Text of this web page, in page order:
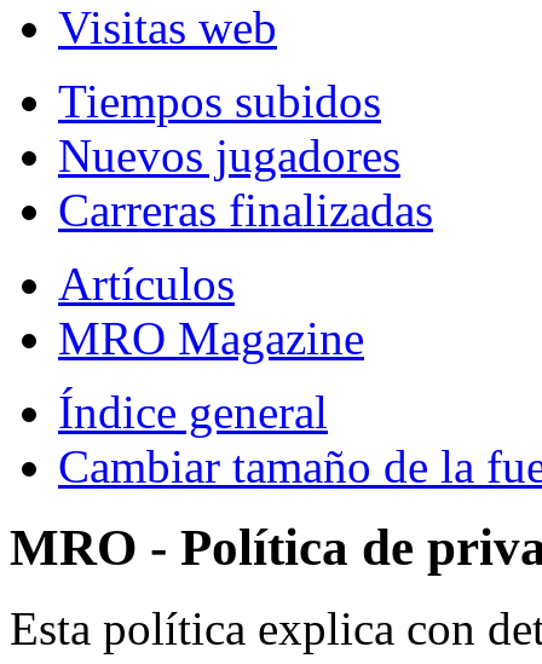
Visitas web
Tiempos subidos
Nuevos jugadores
Carreras finalizadas
Artículos
MRO Magazine
Índice general
Cambiar tamaño de la
MRO - Política de
Esta política explica con